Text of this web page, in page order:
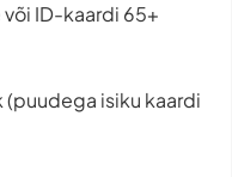
ID-kaardi 65+
(puudega isiku kaardi